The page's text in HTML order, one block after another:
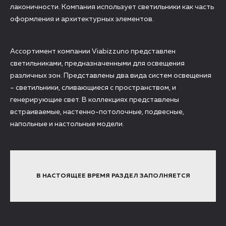
лаконичности. Компания использует светильники как часть
оформления и архитектурных элементов.
Ассортимент компании Viabizzuno представлен
светильниками, предназначенными для освещения
различных зон. Представлены два вида систем освещения
– светильники, сливающиеся с пространством, и
генерирующие свет. В коллекциях представлены
встраиваемые, настенно-потолочные, подвесные,
напольные и настольные модели.
В НАСТОЯЩЕЕ ВРЕМЯ РАЗДЕЛ ЗАПОЛНЯЕТСЯ